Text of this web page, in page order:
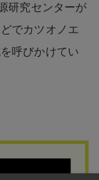
研究センターが
でカツオノエ
呼びかけてい